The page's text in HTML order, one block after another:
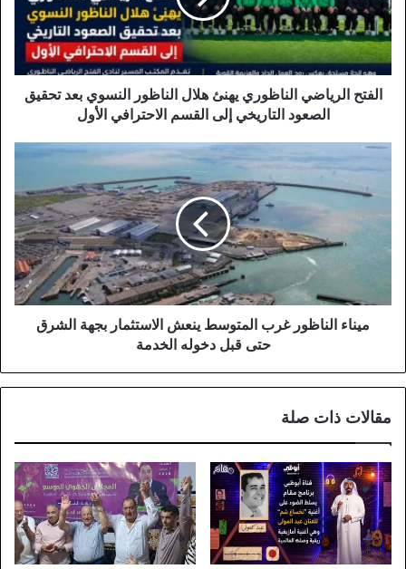
الناظور
النسوي
بعد
تحقيق
الصعود
القسم
الاحترافي
الفتح الرياضي الناظوري يهنئ هلال الناظور النسوي بعد تحقيق
الصعود التاريخي إلى القسم الاحترافي الأول
ميناء
الناظور
الاستثمار
حتى
ميناء الناظور غرب المتوسط ينعش الاستثمار بجهة الشرق
حتى قبل دخوله الخدمة
مقالات ذات صلة